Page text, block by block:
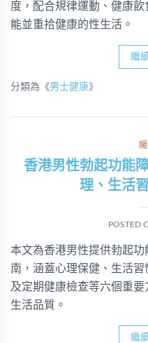
度，配合規律運動、健康
能並重拾健康的性生活。
繼
分類為《男士健康》
香港男性勃起功能
理、生活
POSTED
本文為香港男性提供勃起
南，涵蓋心理保健、生活
及定期健康檢查等六個重
生活品質。
繼